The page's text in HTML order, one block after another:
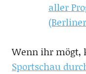
aller
Wenn ihr mögt,
Sportschau